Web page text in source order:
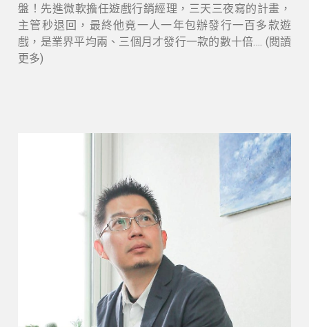
盤！先進微軟擔任遊戲行銷經理，三天三夜寫的計畫，
主管秒退回，最終他竟一人一年包辦發行一百多款遊
戲，是業界平均兩、三個月才發行一款的數十倍…. (閱讀
更多)